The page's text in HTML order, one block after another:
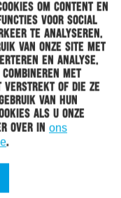
om content en
voor social
te analyseren.
van onze site met
en analyse.
met
verstrekt of die ze
van hun
als u onze
over in ons
.
B. LINSSEN
H. GONG